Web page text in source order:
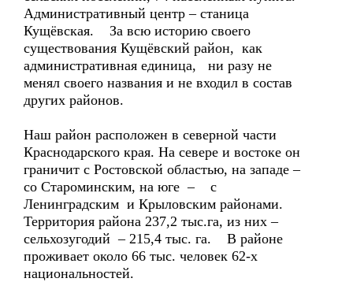
Административный центр – станица
Кущёвская. За всю историю своего
существования Кущёвский район, как
административная единица, ни разу не
менял своего названия и не входил в состав
других районов.
Наш район расположен в северной части
Краснодарского края. На севере и востоке он
граничит с Ростовской областью, на западе –
со Староминским, на юге – с
Ленинградским и Крыловским районами.
Территория района 237,2 тыс.га, из них –
сельхозугодий – 215,4 тыс. га. В районе
проживает около 66 тыс. человек 62-х
национальностей.